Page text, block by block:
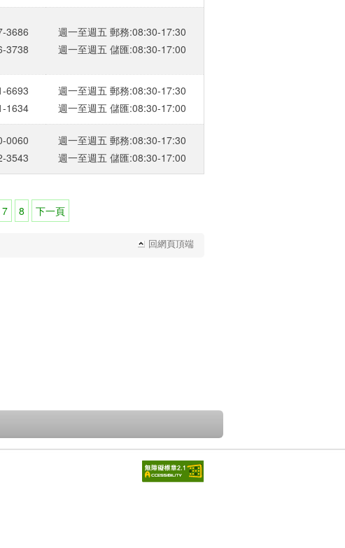
3686
3738
週一至週五 郵務:08:30-17:30
週一至週五 儲匯:08:30-17:00
6693
1634
週一至週五 郵務:08:30-17:30
週一至週五 儲匯:08:30-17:00
0060
3543
週一至週五 郵務:08:30-17:30
週一至週五 儲匯:08:30-17:00
7 8 下一頁
回網頁頂端